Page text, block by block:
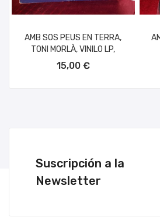
AMB SOS PEUS EN TERRA,
TONI MORLÀ, VINILO LP,
15,00 €
Suscripción a la
Newsletter